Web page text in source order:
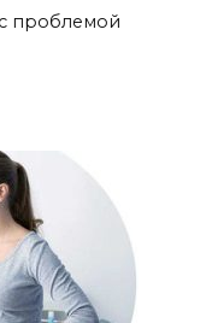
проблемой